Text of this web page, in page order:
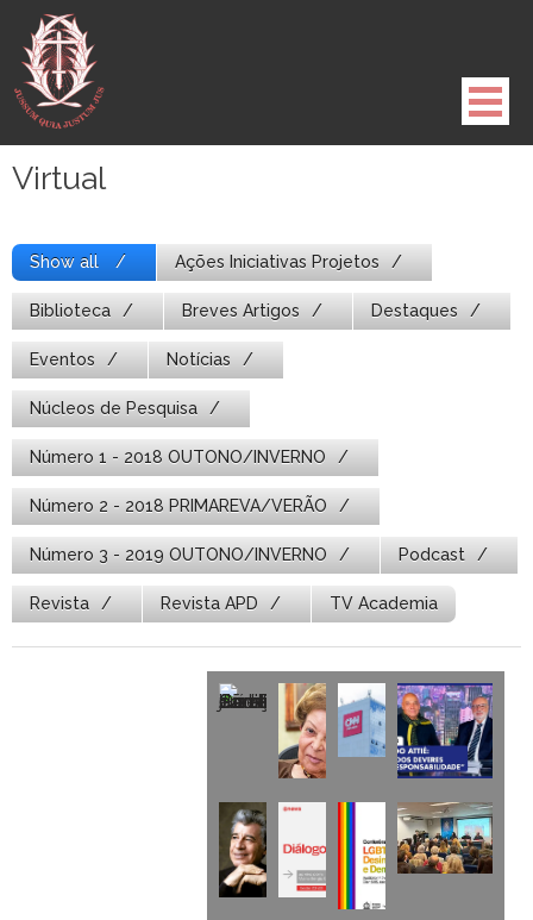
para
conteúdo
Virtual
Show all Ações Iniciativas Projetos
Biblioteca Breves Artigos Destaques
Eventos Notícias
Núcleos de Pesquisa
Número 1 - 2018 OUTONO/INVERNO
Número 2 - 2018 PRIMAREVA/VERÃO
Número 3 - 2019 OUTONO/INVERNO Podcast
Revista Revista APD TV Academia